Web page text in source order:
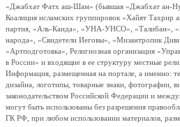
«Джабхат Фатх аш-Шам» (бывшая «Джабхат ан-
Коалиция исламских группировок «Хайят
партия, «Аль-Каида», «УНА-УНСО», «Талибан»,
народа», «Свидетели Иеговы», «Мизантропик
«Артподготовка», Религиозная организация
в России» и входящие в ее структуру местные
Информация, размещенная на портале, а именно:
дизайна, логотипы, товарные знаки, фотографии,
законодательством Российской Федерации и
могут быть использованы без разрешения
ГК РФ, при любом использовании материалов,